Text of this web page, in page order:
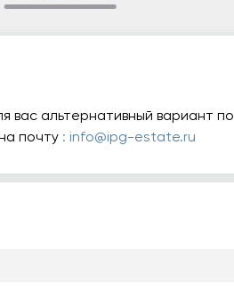
вас альтернативный вариант по
почту : info@ipg-estate.ru